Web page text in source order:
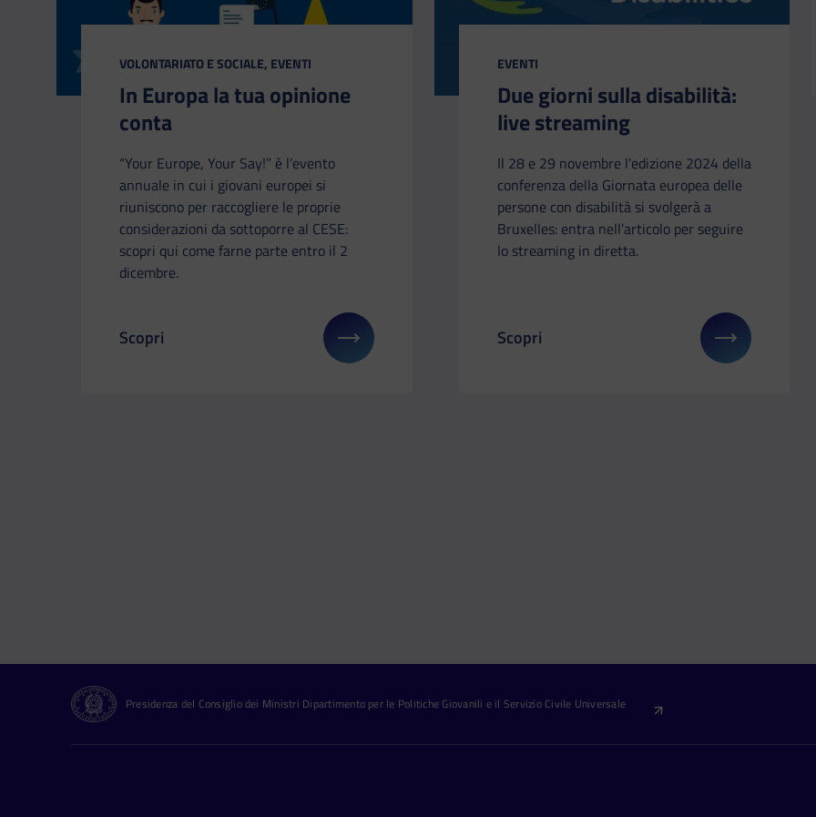
CATEGORIA:
VOLONTARIATO E SOCIALE, EVENTI
In Europa la tua opinione
conta
“Your Europe, Your Say!” è l’evento
annuale in cui i giovani europei si
riuniscono per raccogliere le proprie
considerazioni da sottoporre al CESE:
scopri qui come farne parte entro il 2
dicembre.
Il link ti porterà ad avere maggiori dettagli su: In Europa la tua opinione conta
Scopri
CATEGORIA:
EVENTI
Due giorni sulla disabilità:
live streaming
Il 28 e 29 novembre l'edizione 2024 della
conferenza della Giornata europea delle
persone con disabilità si svolgerà a
Bruxelles: entra nell’articolo per seguire
lo streaming in diretta.
Il link ti porterà ad avere maggiori dettagli
Scopri
Presidenza del Consiglio dei Ministri Dipartimento per le Politiche Giovanili e il Servizio Civile Universale